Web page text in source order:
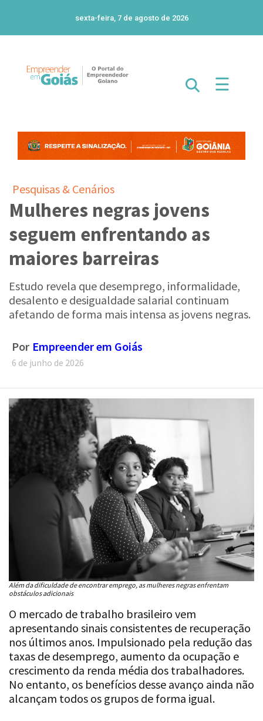
sexta-feira, 7 de agosto de 2026
☰
Pesquisas & Cenários
Mulheres negras jovens
seguem enfrentando as
maiores barreiras
Estudo revela que desemprego, informalidade,
desalento e desigualdade salarial continuam
afetando de forma mais intensa as jovens negras.
Por Empreender em Goiás
6 de junho de 2026
Além da dificuldade de encontrar emprego, as mulheres negras enfrentam
obstáculos adicionais
O mercado de trabalho brasileiro vem
apresentando sinais consistentes de recuperação
nos últimos anos. Impulsionado pela redução das
taxas de desemprego, aumento da ocupação e
crescimento da renda média dos trabalhadores.
No entanto, os benefícios desse avanço ainda não
alcançam todos os grupos de forma igual.